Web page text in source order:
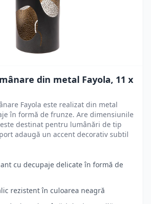
din metal Fayola, 11 x
Fayola este realizat din metal
în formă de frunze. Are dimensiunile
destinat pentru lumânări de tip
adaugă un accent decorativ subtil
cu decupaje delicate în formă de
rezistent în culoarea neagră